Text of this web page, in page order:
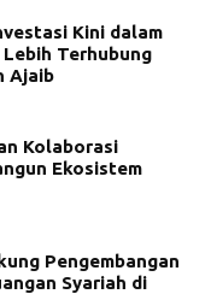
Kini dalam
Terhubung
Ajaib
Kolaborasi
Ekosistem
Pengembangan
Syariah di